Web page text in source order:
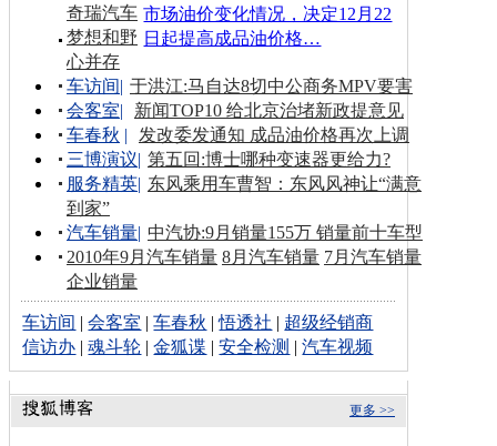
市场油价变化情况，决定12月22
日起提高成品油价格…
奇瑞汽车
梦想和野
心并存
车访间| 于洪江:马自达8切中公商务MPV要害
会客室|
新闻TOP10 给北京治堵新政提意见
车春秋 |
发改委发通知 成品油价格再次上调
三博演议| 第五回:博士哪种变速器更给力?
服务精英| 东风乘用车曹智：东风风神让“满意
到家”
汽车销量| 中汽协:9月销量155万 销量前十车型
2010年9月汽车销量 8月汽车销量 7月汽车销量
企业销量
车访间 |会客室 |车春秋 |悟透社 | 超级经销商
信访办 |魂斗轮 |金狐谍 |安全检测 |汽车视频
更多 >>